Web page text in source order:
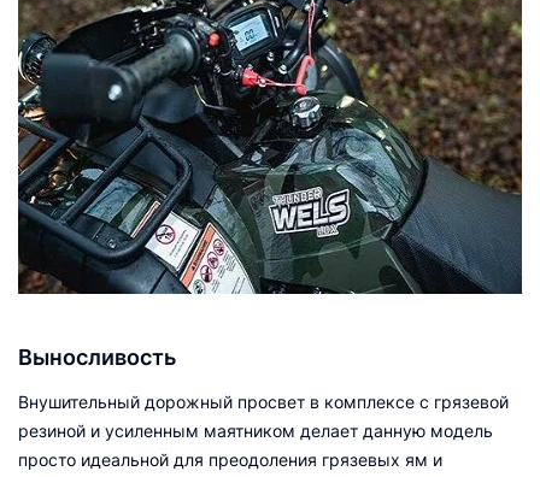
Выносливость
Внушительный дорожный просвет в комплексе с грязевой
резиной и усиленным маятником делает данную модель
просто идеальной для преодоления грязевых ям и